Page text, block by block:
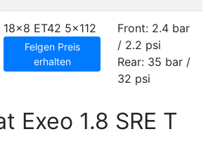
18x8 ET42 5x112
Felgen Preis
erhalten
Front: 2.4 bar
/ 2.2 psi
Rear: 35 bar /
32 psi
Exeo 1.8 SRE T